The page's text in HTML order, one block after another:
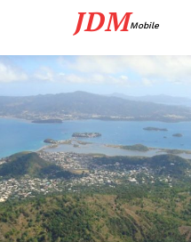
JDMMobile